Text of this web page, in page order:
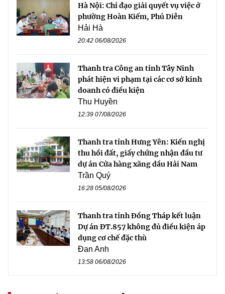
Hà Nội: Chỉ đạo giải quyết vụ việc ở
phường Hoàn Kiếm, Phú Diễn
Hải Hà
20:42 06/08/2026
Thanh tra Công an tỉnh Tây Ninh
phát hiện vi phạm tại các cơ sở kinh
doanh có điều kiện
Thu Huyền
12:39 07/08/2026
Thanh tra tỉnh Hưng Yên: Kiến nghị
thu hồi đất, giấy chứng nhận đầu tư
dự án Cửa hàng xăng dầu Hải Nam
Trần Quý
16:28 05/08/2026
Thanh tra tỉnh Đồng Tháp kết luận
Dự án ĐT.857 không đủ điều kiện áp
dụng cơ chế đặc thù
Đan Anh
13:58 06/08/2026